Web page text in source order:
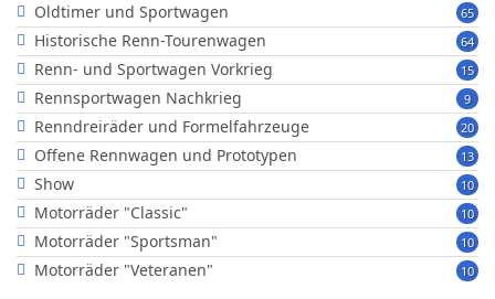
65
Oldtimer und Sportwagen
64
Historische Renn-Tourenwagen
15
Renn- und Sportwagen Vorkrieg
9
Rennsportwagen Nachkrieg
20
Renndreiräder und Formelfahrzeuge
13
Offene Rennwagen und Prototypen
10
Show
10
Motorräder "Classic"
10
Motorräder "Sportsman"
10
Motorräder "Veteranen"